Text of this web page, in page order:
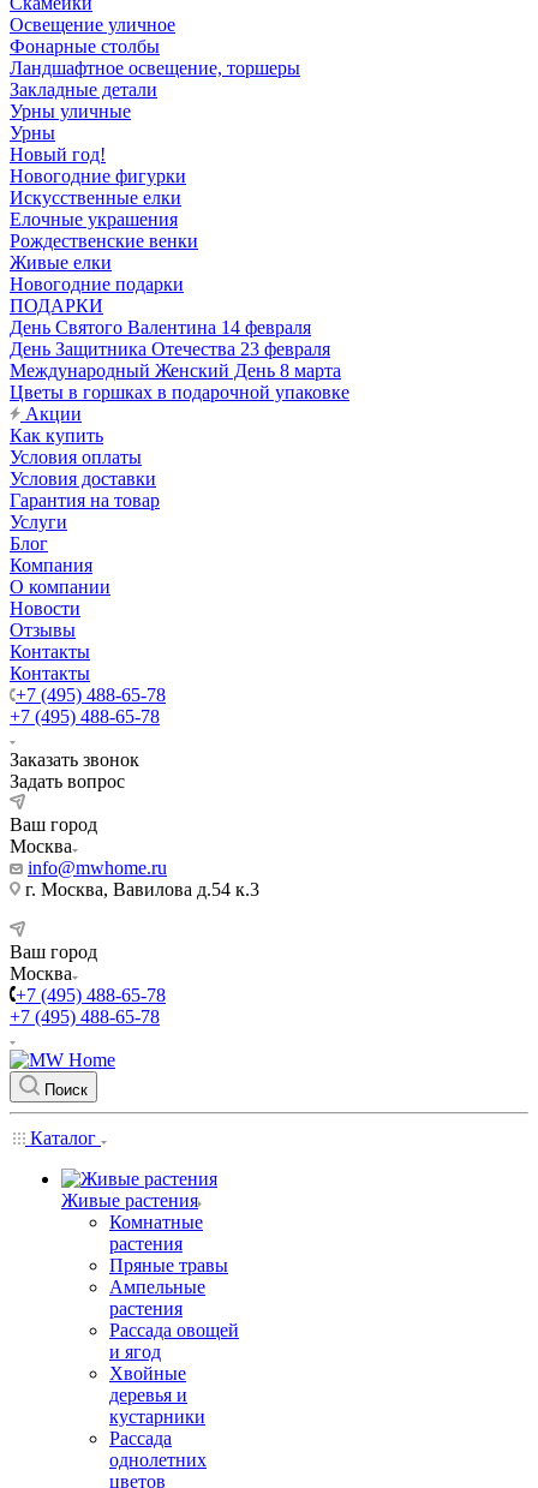
Освещение уличное
Фонарные столбы
Ландшафтное освещение, торшеры
Закладные детали
Урны уличные
Урны
Новый год!
Новогодние фигурки
Искусственные елки
Елочные украшения
Рождественские венки
Живые елки
Новогодние подарки
ПОДАРКИ
День Святого Валентина 14 февраля
День Защитника Отечества 23 февраля
Международный Женский День 8 марта
Цветы в горшках в подарочной упаковке
Акции
Как купить
Условия оплаты
Условия доставки
Гарантия на товар
Услуги
Блог
Компания
О компании
Новости
Отзывы
Контакты
Контакты
+7 (495) 488-65-78
+7 (495) 488-65-78
Заказать звонок
Задать вопрос
Ваш город
Москва
info@mwhome.ru
г. Москва, Вавилова д.54 к.3
Ваш город
Москва
+7 (495) 488-65-78
+7 (495) 488-65-78
Поиск
Каталог
Живые растения
Комнатные
растения
Пряные травы
Ампельные
растения
Рассада овощей
и ягод
Хвойные
деревья и
кустарники
Рассада
однолетних
цветов